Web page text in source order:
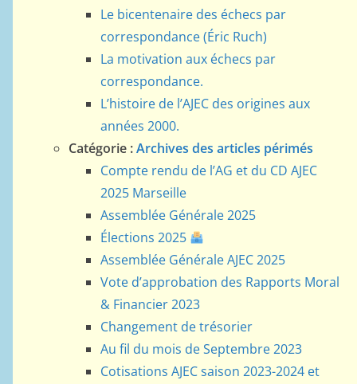
Le bicentenaire des échecs par
correspondance (Éric Ruch)
La motivation aux échecs par
correspondance.
L’histoire de l’AJEC des origines aux
années 2000.
Catégorie :Archives des articles périmés
Compte rendu de l’AG et du CD AJEC
2025 Marseille
Assemblée Générale 2025
Élections 2025
Assemblée Générale AJEC 2025
Vote d’approbation des Rapports Moral
& Financier 2023
Changement de trésorier
Au fil du mois de Septembre 2023
Cotisations AJEC saison 2023-2024 et